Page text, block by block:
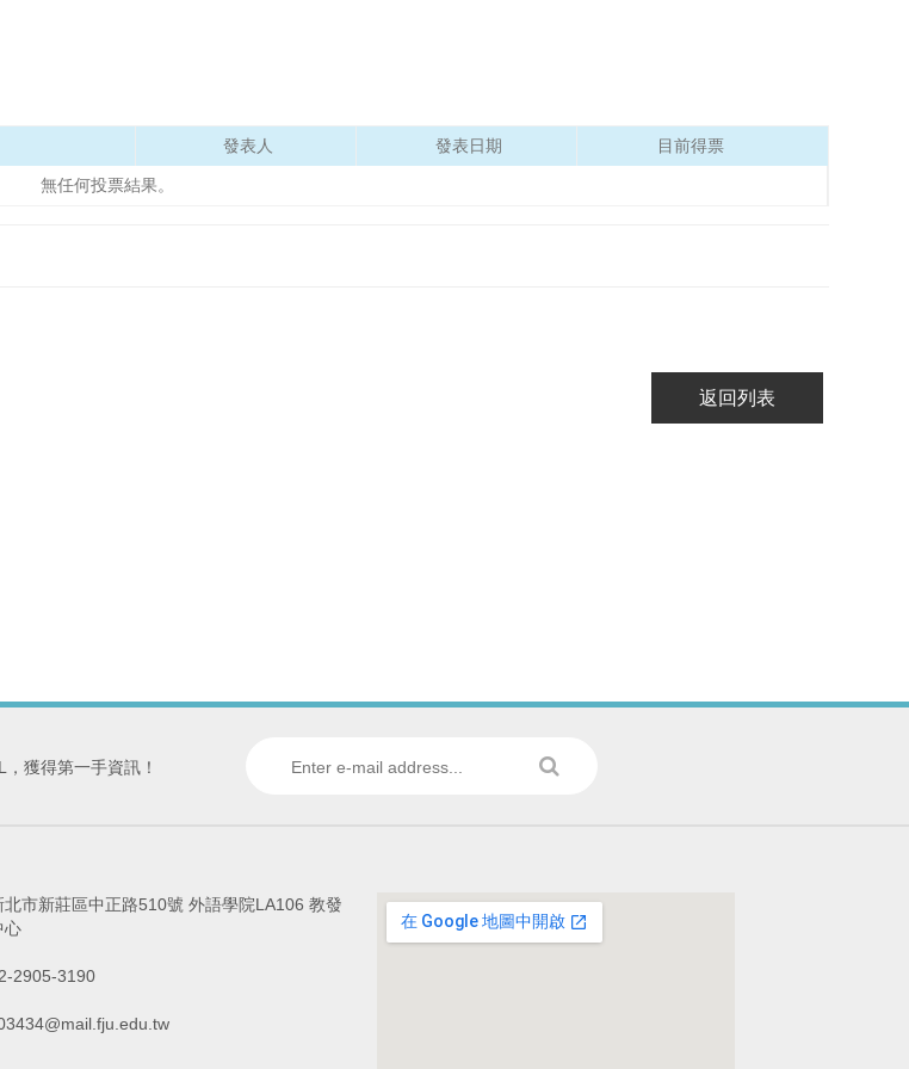
發表人 發表日期 目前得票
無任何投票結果。
返回列表
獲得第一手資訊！
北市新莊區中正路510號 外語學院LA106 教發
心
2905-3190